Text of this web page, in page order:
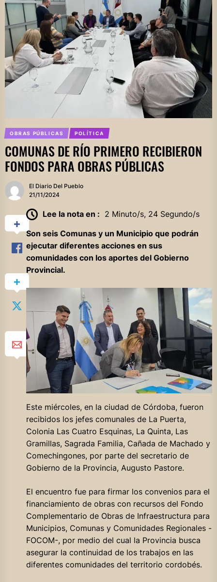
OBRAS PÚBLICAS POLÍTICA
COMUNAS DE RÍO PRIMERO RECIBIERON
FONDOS PARA OBRAS PÚBLICAS
El Diario Del Pueblo
21/11/2024
Lee la nota en : 2 Minuto/s, 24 Segundo/s
Son seis Comunas y un Municipio que podrán
ejecutar diferentes acciones en sus
comunidades con los aportes del Gobierno
Provincial.
Este miércoles, en la ciudad de Córdoba, fueron
recibidos los jefes comunales de La Puerta,
Colonia Las Cuatro Esquinas, La Quinta, Las
Gramillas, Sagrada Familia, Cañada de Machado y
Comechingones, por parte del secretario de
Gobierno de la Provincia, Augusto Pastore.
El encuentro fue para firmar los convenios para el
financiamiento de obras con recursos del Fondo
Complementario de Obras de Infraestructura para
Municipios, Comunas y Comunidades Regionales -
FOCOM-, por medio del cual la Provincia busca
asegurar la continuidad de los trabajos en las
diferentes comunidades del territorio cordobés.